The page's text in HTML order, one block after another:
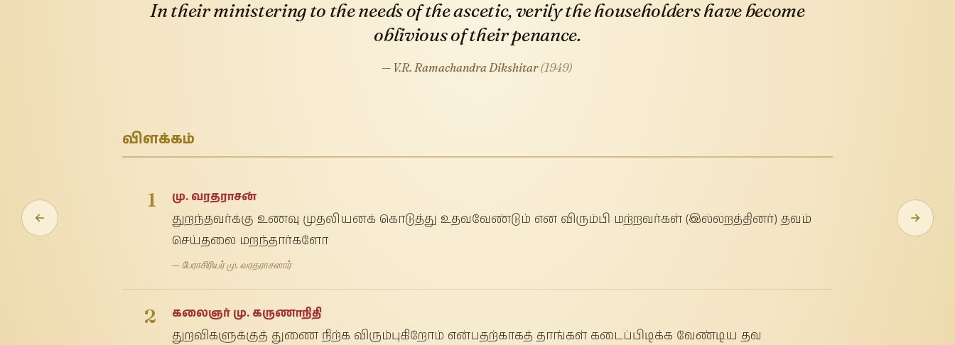
In their ministering to the needs of the ascetic, verily the householders have become
oblivious of their penance.
— V.R. Ramachandra Dikshitar(1949)
விளக்கம்
1 மு. வரதராசன்
துறந்தவர்க்கு உணவு முதலியனக் கொடுத்து உதவவேண்டும் என விரும்பி மற்றவர்கள் (இல்லறத்தினர்) தவம்
செய்தலை மறந்தார்களோ
— பேராசிரியர் மு. வரதராசனார்
2 கலைஞர் மு. கருணாநிதி
துறவிகளுக்குத் துணை நிற்க விரும்புகிறோம் என்பதற்காகத் தாங்கள் கடைப்பிடிக்க வேண்டிய தவ